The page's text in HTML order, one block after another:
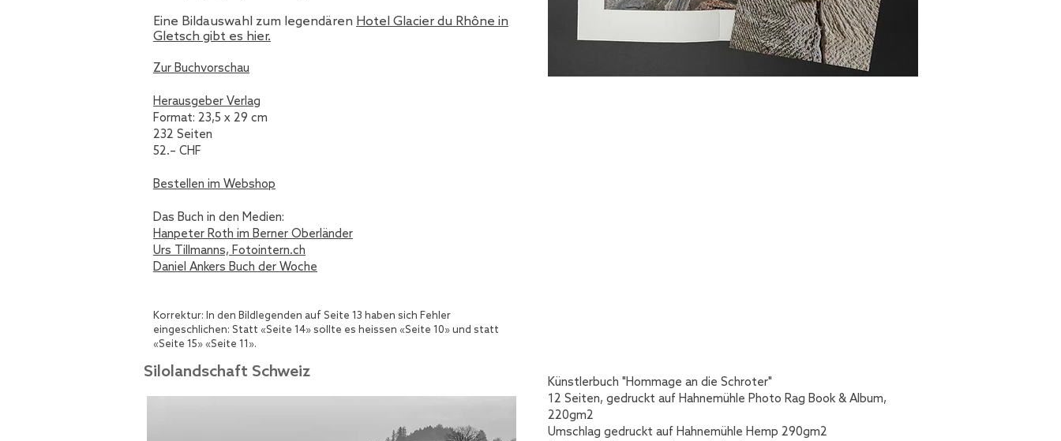
Eine Bildauswahl zum legendären Hotel Glacier du Rhône in
Gletsch gibt es hier.
Zur Buchvorschau
Herausgeber Verlag
Format: 23,5 x 29 cm
232 Seiten
52.– CHF
Bestellen im Webshop
Das Buch in den Medien:
Hanpeter Roth im Berner Oberländer
Urs Tillmanns, Fotointern.ch
Daniel Ankers Buch der Woche
Korrektur: In den Bildlegenden auf Seite 13 haben sich Fehler
eingeschlichen: Statt «Seite 14» sollte es heissen «Seite 10» und statt
«Seite 15» «Seite 11».
Silolandschaft Schweiz
Künstlerbuch "Hommage an die Schroter"
12 Seiten, gedruckt auf Hahnemühle Photo Rag Book & Album,
220gm2
Umschlag gedruckt auf Hahnemühle Hemp 290gm2